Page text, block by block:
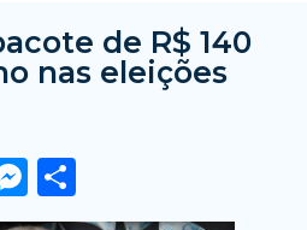
de R$ 140
nas eleições
Messenger